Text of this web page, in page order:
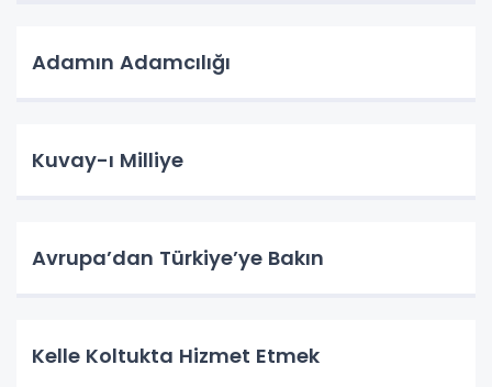
Adamın Adamcılığı
Kuvay-ı Milliye
Avrupa’dan Türkiye’ye Bakın
Kelle Koltukta Hizmet Etmek